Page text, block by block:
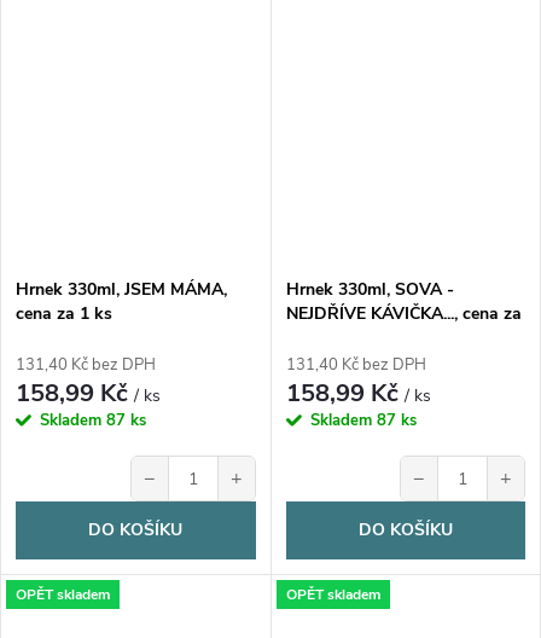
Hrnek 330ml, JSEM MÁMA,
cena za 1 ks
131,40 Kč bez DPH
158,99 Kč/ ks
Skladem 87 ks
− +
DO KOŠÍKU
Hrnek 330ml, SOVA -
NEJDŘÍVE KÁVIČKA..., cena za
131,40 Kč bez DPH
158,99 Kč/ ks
Skladem 87 ks
− +
DO KOŠÍKU
OPĚT skladem OPĚT skladem